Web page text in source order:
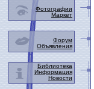
Фотографии
Маркет
Форум
Объявления
Библиотека
Информация
Новости